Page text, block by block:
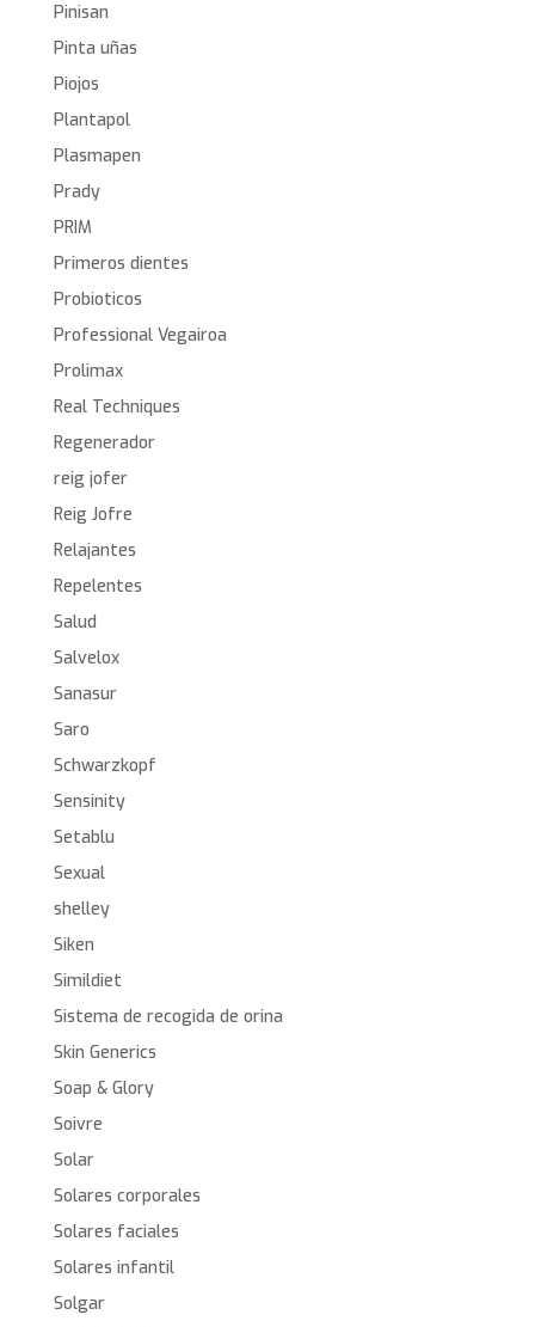
Pinisan
Pinta uñas
Piojos
Plantapol
Plasmapen
Prady
PRIM
Primeros dientes
Probioticos
Professional Vegairoa
Prolimax
Real Techniques
Regenerador
reig jofer
Reig Jofre
Relajantes
Repelentes
Salud
Salvelox
Sanasur
Saro
Schwarzkopf
Sensinity
Setablu
Sexual
shelley
Siken
Simildiet
Sistema de recogida de orina
Skin Generics
Soap & Glory
Soivre
Solar
Solares corporales
Solares faciales
Solares infantil
Solgar